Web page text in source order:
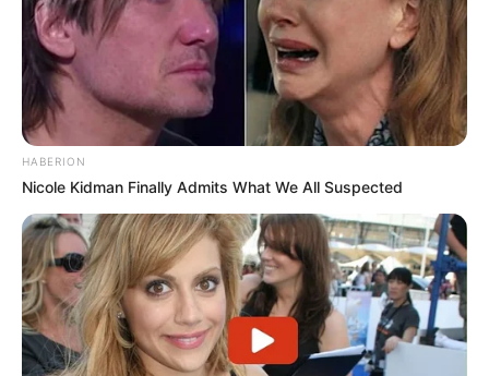
HABERION
Nicole Kidman Finally Admits What We All Suspected